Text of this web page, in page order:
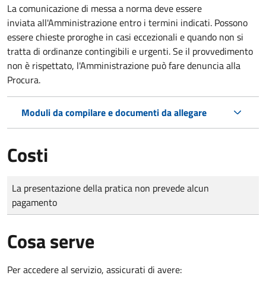
La comunicazione di messa a norma deve essere
inviata all'Amministrazione entro i termini indicati. Possono
essere chieste proroghe in casi eccezionali e quando non si
tratta di ordinanze contingibili e urgenti. Se il provvedimento
non è rispettato, l'Amministrazione può fare denuncia alla
Procura.
Moduli da compilare e documenti da allegare
Costi
Tipo di pagamento
Importo
La presentazione della pratica non prevede alcun
pagamento
Cosa serve
Per accedere al servizio, assicurati di avere: